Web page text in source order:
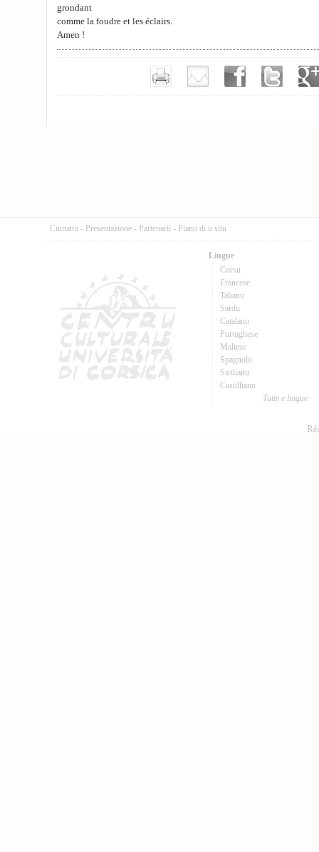
grondant
comme la foudre et les éclairs.
Amen !
Cuntattu - Presentazione - Partenarii - Pianu di u situ
Lingue
Corsu
Francese
Talianu
Sardu
Catalanu
Purtughese
Maltese
Spagnolu
Sicilianu
Castillianu
Tutte e lingue